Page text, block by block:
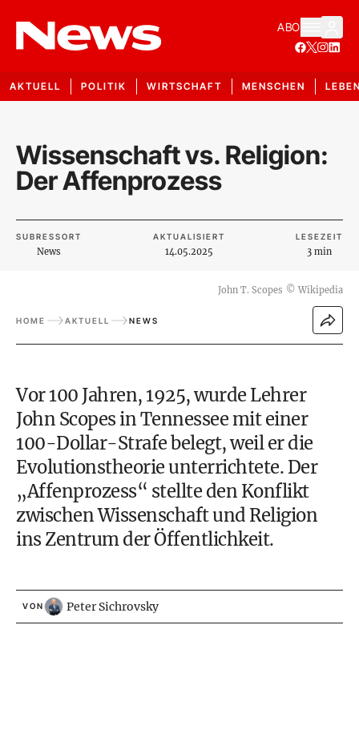
ABO
AKTUELL POLITIK WIRTSCHAFT MENSCHEN
Wissenschaft vs. Religion:
Der Affenprozess
SUBRESSORT
News
AKTUALISIERT
14.05.2025
LESEZEIT
3 min
John T. Scopes © Wikipedia
HOME AKTUELL NEWS
Vor 100 Jahren, 1925, wurde Lehrer
John Scopes in Tennessee mit einer
100-Dollar-Strafe belegt, weil er die
Evolutionstheorie unterrichtete. Der
„Affenprozess“ stellte den Konflikt
zwischen Wissenschaft und Religion
ins Zentrum der Öffentlichkeit.
VON Peter Sichrovsky